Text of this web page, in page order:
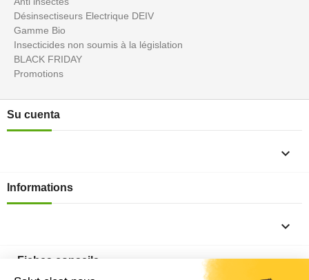
Désinsectiseurs Electrique DEIV
Gamme Bio
Insecticides non soumis à la législation
BLACK FRIDAY
Promotions
Su cuenta

Informations

Fiches conseils